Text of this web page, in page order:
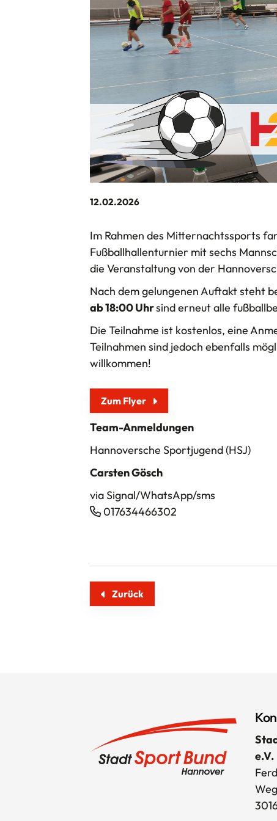
12.02.2026
Im Rahmen des Mitternachtssports
Fußballhallenturnier mit sechs
die Veranstaltung von der
Nach dem gelungenen Auftakt steht
ab 18:00 Uhrsind erneut alle
Die Teilnahme ist kostenlos, eine
Teilnahmen sind jedoch ebenfalls
willkommen!
Zum Flyer
Team-Anmeldungen
Hannoversche Sportjugend (HSJ)
Carsten Gösch
via Signal/WhatsApp/sms
017634466302
Zurück
e.V.